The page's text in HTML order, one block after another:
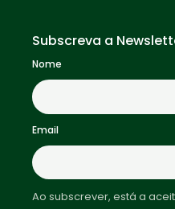
Subscreva a
Nome
Email
Ao subscrever, está a